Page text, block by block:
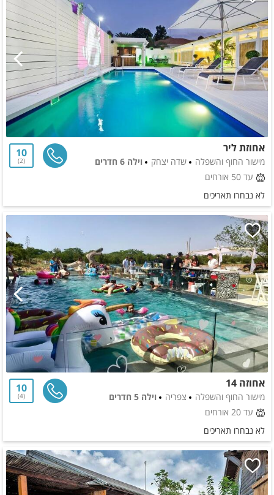
אחוזת ליר
מישור החוף והשפלה שדה יצחק
וילה 6 חדרים
עד 50 אורחים
10
2
לא נבחרו תאריכים
אחוזה 14
מישור החוף והשפלה צפריה
וילה 5 חדרים
עד 20 אורחים
10
4
לא נבחרו תאריכים